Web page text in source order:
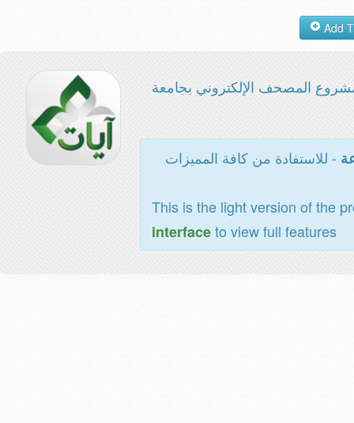
المصحف الإلكتروني بجامعة
- للاستفادة من كافة المميزات
This is the light version of the
interfaceto view full features